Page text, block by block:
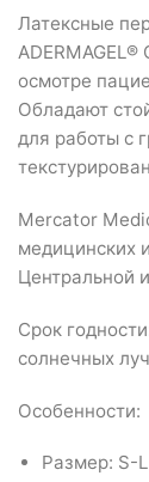
Латексные
осмотре
Обладают
для работы с
Mercator
медицинских
Центральной
Срок
солнечных
Особенности:
Размер: S-L